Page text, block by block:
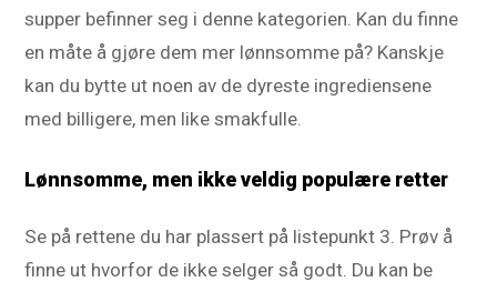
supper befinner seg i denne kategorien. Kan du finne
en måte å gjøre dem mer lønnsomme på? Kanskje
kan du bytte ut noen av de dyreste ingrediensene
med billigere, men like smakfulle.
Lønnsomme, men ikke veldig populære retter
Se på rettene du har plassert på listepunkt 3. Prøv å
finne ut hvorfor de ikke selger så godt. Du kan be